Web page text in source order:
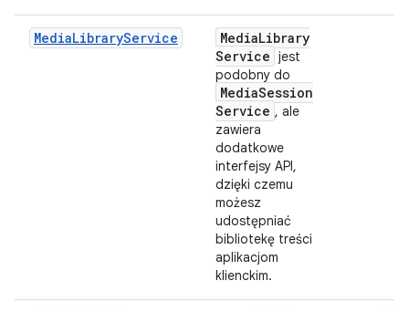
MediaLibraryService MediaLibrary
Service jest
podobny do
MediaSession
Service , ale
zawiera
dodatkowe
interfejsy API,
dzięki czemu
możesz
udostępniać
bibliotekę treści
aplikacjom
klienckim.